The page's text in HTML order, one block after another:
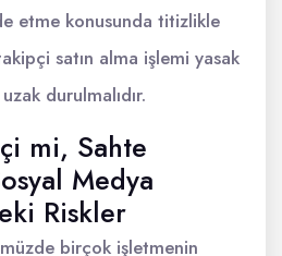
etme konusunda titizlikle
satın alma işlemi yasak
durulmalıdır.
mi, Sahte
Medya
Riskler
birçok işletmenin